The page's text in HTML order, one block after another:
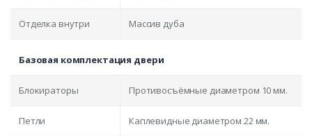
Отделка внутри Массив дуба
Базовая комплектация двери
Блокираторы Противосъёмные диаметром 10 мм.
Петли Каплевидные диаметром 22 мм.